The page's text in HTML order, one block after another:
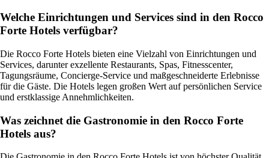
Welche Einrichtungen und Services sind in den Rocco
Forte Hotels verfügbar?
Die Rocco Forte Hotels bieten eine Vielzahl von Einrichtungen und
Services, darunter exzellente Restaurants, Spas, Fitnesscenter,
Tagungsräume, Concierge-Service und maßgeschneiderte Erlebnisse
für die Gäste. Die Hotels legen großen Wert auf persönlichen Service
und erstklassige Annehmlichkeiten.
Was zeichnet die Gastronomie in den Rocco Forte
Hotels aus?